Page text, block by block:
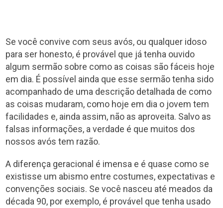
Se você convive com seus avós, ou qualquer idoso
para ser honesto, é provável que já tenha ouvido
algum sermão sobre como as coisas são fáceis hoje
em dia. É possível ainda que esse sermão tenha sido
acompanhado de uma descrição detalhada de como
as coisas mudaram, como hoje em dia o jovem tem
facilidades e, ainda assim, não as aproveita. Salvo as
falsas informações, a verdade é que muitos dos
nossos avós tem razão.
A diferença geracional é imensa e é quase como se
existisse um abismo entre costumes, expectativas e
convenções sociais. Se você nasceu até meados da
década 90, por exemplo, é provável que tenha usado